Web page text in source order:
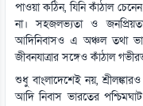
পাওয়া কঠিন, যিনি কাঁঠাল
না। সহজলভ্যতা ও
আদিনিবাসও এ অঞ্চল তথা
জীবনযাত্রার সঙ্গেও কাঁঠাল
শুধু বাংলাদেশেই নয়,
আদি নিবাস ভারতের